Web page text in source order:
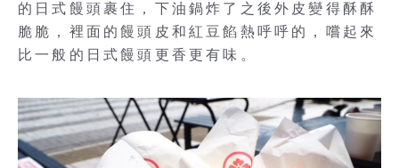
的日式饅頭裹住，下油鍋炸了之後外皮變得酥酥
脆脆，裡面的饅頭皮和紅豆餡熱呼呼的，嚐起來
比一般的日式饅頭更香更有味。